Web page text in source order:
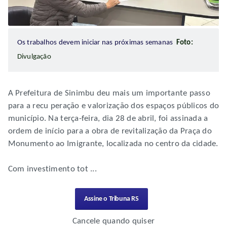
Os trabalhos devem iniciar nas próximas semanas Foto:
Divulgação
A Prefeitura de Sinimbu deu mais um importante passo
para a recu peração e valorização dos espaços públicos do
município. Na terça-feira, dia 28 de abril, foi assinada a
ordem de início para a obra de revitalização da Praça do
Monumento ao Imigrante, localizada no centro da cidade.
Com investimento tot ...
Assine o Tribuna RS
Cancele quando quiser